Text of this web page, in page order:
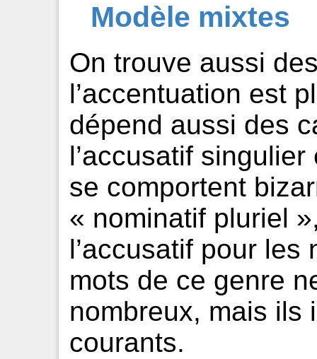
Modèle mixtes
On trouve aussi
l’accentuation est
dépend aussi des
l’accusatif
se comportent
« nominatif pluriel
l’accusatif pour les
mots de ce genre
nombreux, mais ils
courants.